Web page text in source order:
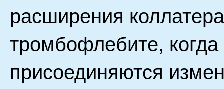
расширения
тромбофлебите,
присоединяются